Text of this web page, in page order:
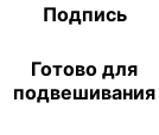
Подпись
Готово для
подвешивания